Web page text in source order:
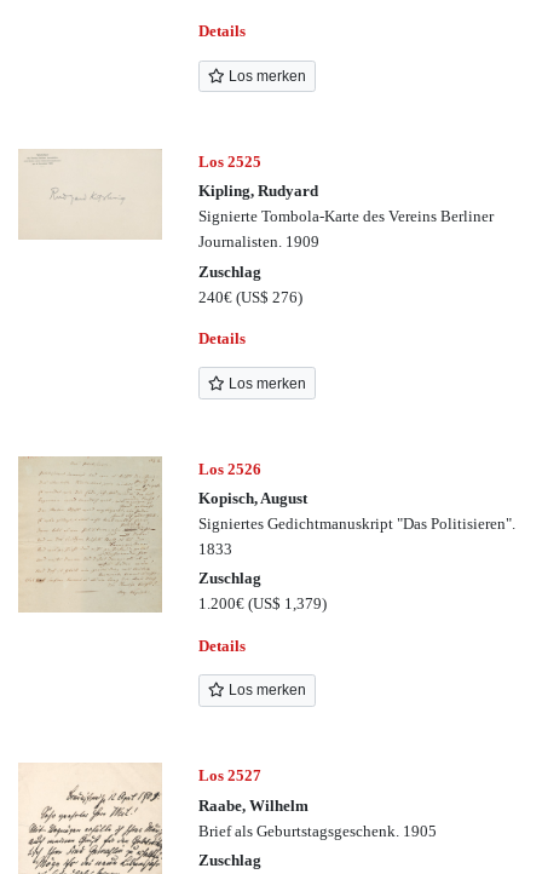
Details
Los merken
Los 2525
Kipling, Rudyard
Signierte Tombola-Karte des Vereins Berliner
Journalisten. 1909
Zuschlag
240€(US$ 276)
Details
Los merken
Los 2526
Kopisch, August
Signiertes Gedichtmanuskript "Das Politisieren".
1833
Zuschlag
1.200€(US$ 1,379)
Details
Los merken
Los 2527
Raabe, Wilhelm
Brief als Geburtstagsgeschenk. 1905
Zuschlag